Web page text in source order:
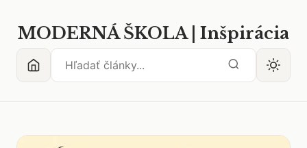
MODERNÁ ŠKOLA | Inšpirácia